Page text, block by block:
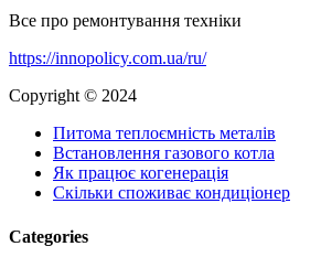
Все про ремонтування техніки
https://innopolicy.com.ua/ru/
Copyright © 2024
Питома теплоємність металів
Встановлення газового котла
Як працює когенерація
Скільки споживає кондиціонер
Categories